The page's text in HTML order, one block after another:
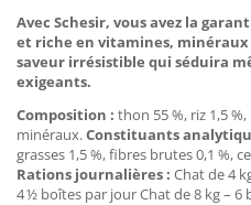
Avec Schesir, vous avez la
et riche en vitamines,
saveur irrésistible qui séduira
exigeants.
Composition : thon 55 %, riz 1,5
minéraux.Constituants
grasses 1,5 %, fibres brutes 0,1 %,
Rations journalières : Chat de 4
4 ½ boîtes par jour Chat de 8 kg – 6